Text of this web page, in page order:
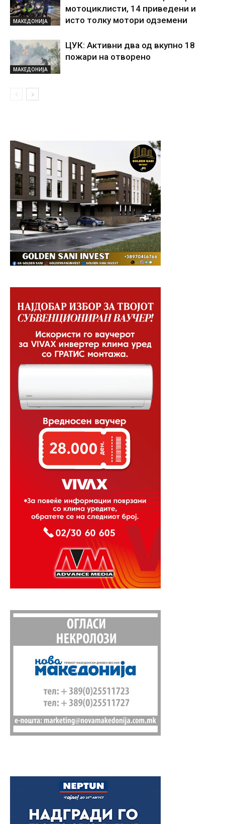
МАКЕДОНИЈА
мотоциклисти, 14 приведени и
исто толку мотори одземени
МАКЕДОНИЈА
ЦУК: Активни два од вкупно 18
пожари на отворено